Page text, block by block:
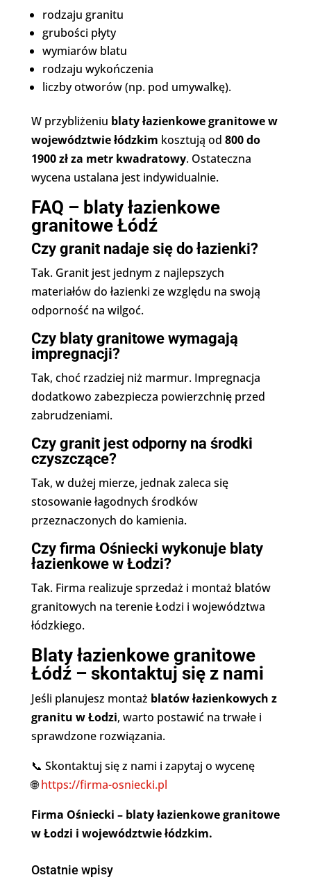
rodzaju granitu
grubości płyty
wymiarów blatu
rodzaju wykończenia
liczby otworów (np. pod umywalkę).
W przybliżeniu blaty łazienkowe granitowe w
województwie łódzkim kosztują od 800 do
1900 zł za metr kwadratowy. Ostateczna
wycena ustalana jest indywidualnie.
FAQ – blaty łazienkowe
granitowe Łódź
Czy granit nadaje się do łazienki?
Tak. Granit jest jednym z najlepszych
materiałów do łazienki ze względu na swoją
odporność na wilgoć.
Czy blaty granitowe wymagają
impregnacji?
Tak, choć rzadziej niż marmur. Impregnacja
dodatkowo zabezpiecza powierzchnię przed
zabrudzeniami.
Czy granit jest odporny na środki
czyszczące?
Tak, w dużej mierze, jednak zaleca się
stosowanie łagodnych środków
przeznaczonych do kamienia.
Czy firma Ośniecki wykonuje blaty
łazienkowe w Łodzi?
Tak. Firma realizuje sprzedaż i montaż blatów
granitowych na terenie Łodzi i województwa
łódzkiego.
Blaty łazienkowe granitowe
Łódź – skontaktuj się z nami
Jeśli planujesz montaż blatów łazienkowych z
granitu w Łodzi, warto postawić na trwałe i
sprawdzone rozwiązania.
📞 Skontaktuj się z nami i zapytaj o wycenę
🌐https://firma-osniecki.pl
Firma Ośniecki – blaty łazienkowe granitowe
w Łodzi i województwie łódzkim.
Ostatnie wpisy